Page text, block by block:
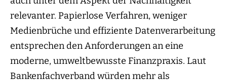
relevanter. Papierlose Verfahren, weniger
Medienbrüche und effiziente Datenverarbeitung
entsprechen den Anforderungen an eine
moderne, umweltbewusste Finanzpraxis. Laut
Bankenfachverband würden mehr als